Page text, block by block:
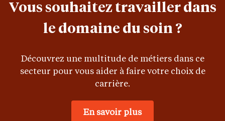
Vous souhaitez travailler dans
le domaine du soin ?
Découvrez une multitude de métiers dans ce
secteur pour vous aider à faire votre choix de
carrière.
En savoir plus